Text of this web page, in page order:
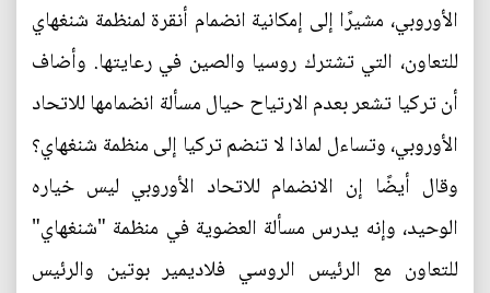
الأوروبي، مشيرًا إلى إمكانية انضمام أنقرة لمنظمة شنغهاي
للتعاون، التي تشترك روسيا والصين في رعايتها. وأضاف
أن تركيا تشعر بعدم الارتياح حيال مسألة انضمامها للاتحاد
الأوروبي، وتساءل لماذا لا تنضم تركيا إلى منظمة شنغهاي؟
وقال أيضًا إن الانضمام للاتحاد الأوروبي ليس خياره
الوحيد، وإنه يدرس مسألة العضوية في منظمة "شنغهاي"
للتعاون مع الرئيس الروسي فلاديمير بوتين والرئيس